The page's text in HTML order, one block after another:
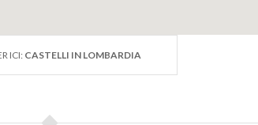
ICI: CASTELLI IN LOMBARDIA